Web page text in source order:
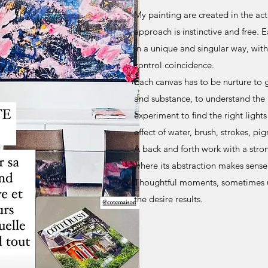
My painting are created in the
approach is instinctive and free.
in a unique and singular way,
control coincidence.
Each canvas has to be nurture
and substance, to understand
experiment to find the right lights
effect of water, brush, strokes,
A back and forth work with a
where its abstraction makes
Thoughtful moments,
the desire results.